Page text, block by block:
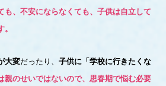
も、不安にならなくても、子供は自立して
大変だったり、 子供に「学校に行きたくな
親のせいではないので、思春期で悩む必要